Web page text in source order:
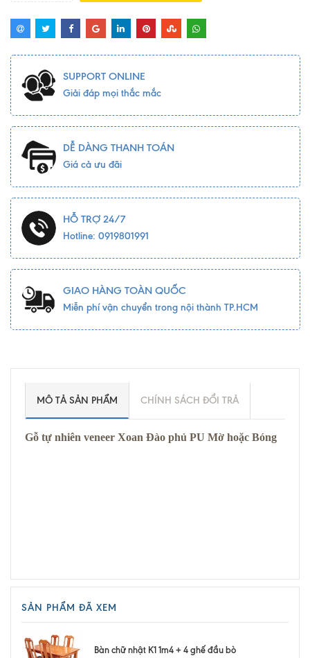
SUPPORT ONLINE
Giải đáp mọi thắc mắc
DỄ DÀNG THANH TOÁN
Giá cả ưu đãi
HỖ TRỢ 24/7
Hotline: 0919801991
GIAO HÀNG TOÀN QUỐC
Miễn phí vận chuyển trong nội thành TP.HCM
MÔ TẢ SẢN PHẨM CHÍNH SÁCH ĐỔI TRẢ
Gỗ tự nhiên veneer Xoan Đào phủ PU Mờ hoặc Bóng
SẢN PHẨM ĐÃ XEM
Bàn chữ nhật K1 1m4 + 4 ghế đầu bò